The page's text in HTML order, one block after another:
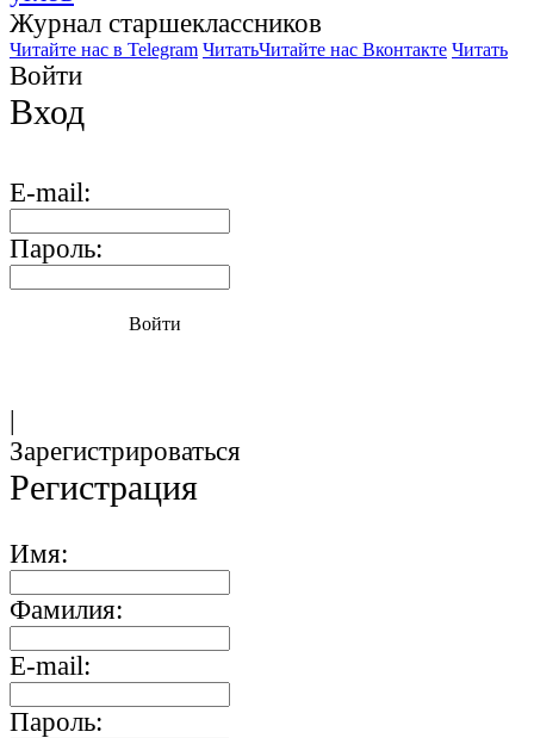
Журнал старшекласcников
Читайте нас в Telegram ЧитатьЧитайте нас Вконтакте Читать
Войти
Вход
E-mail:
Пароль:
Войти
|
Зарегистрироваться
Регистрация
Имя:
Фамилия:
E-mail:
Пароль: